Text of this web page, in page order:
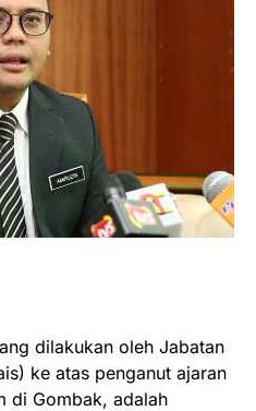
dilakukan oleh Jabatan
ke atas penganut ajaran
di Gombak, adalah